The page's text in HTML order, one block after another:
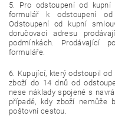
5. Pro odstoupení od kupní
formulář k odstoupení od
Odstoupení od kupní
doručovací adresu
podmínkách. Prodávající
formuláře.
6. Kupující, který odstoupil
zboží do 14 dnů od
nese náklady spojené s
případě, kdy zboží nemůže
poštovní cestou.